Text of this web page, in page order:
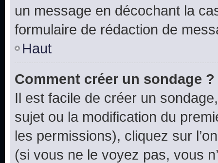
un message en décochant la
formulaire de rédaction de
Haut
Comment créer un sondage ?
Il est facile de créer un
sujet ou la modification du
les permissions), cliquez sur
(si vous ne le voyez pas, vous